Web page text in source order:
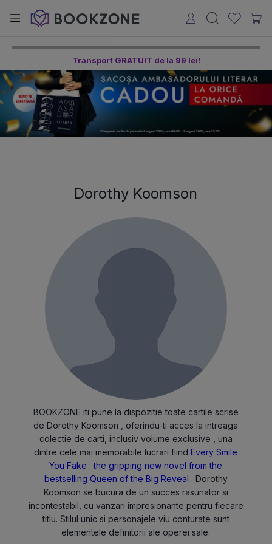
Transport GRATUIT de la 99 lei!
Dorothy Koomson
BOOKZONE iti pune la dispozitie toate cartile scrise
de Dorothy Koomson , oferindu-ti acces la intreaga
colectie de carti, inclusiv volume exclusive , una
dintre cele mai memorabile lucrari fiindEvery Smile
You Fake : the gripping new novel from the
bestselling Queen of the Big Reveal . Dorothy
Koomson se bucura de un succes rasunator si
incontestabil, cu vanzari impresionante pentru fiecare
titlu. Stilul unic si personajele viu conturate sunt
elementele definitorii ale operei sale.